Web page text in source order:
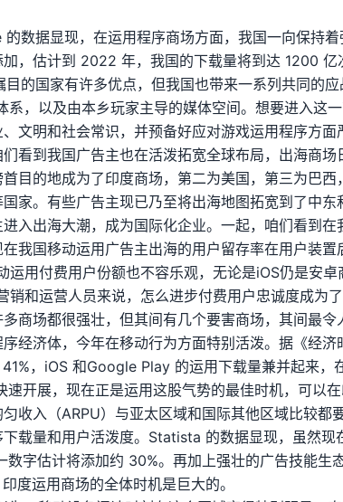
数据显现，在运用程序商场方面，我国一向保持
，估计到 2022 年，我国的下载量将到达 1200 亿
的国家有许多优点，但我国也带来一系列共同的
，以及由本乡玩家主导的媒体空间。想要进入这
文明和社会常识，并预备好应对游戏运用程序方面
看到我国广告主也在活泼拓宽全球布局，出海商场
目的地成为了印度商场，第二为美国，第三为巴西
家。有些广告主现已乃至将出海地图拓宽到了中东
入出海大潮，成为国际化企业。一起，咱们看到在
我国移动运用广告主出海的用户留存率在用户装
运用付费用户份额也不容乐观，无论是iOS仍是安
和运营人员来说，怎么进步付费用户忠诚度成为了
商场都很强壮，但其间有几个要害商场，其间最
经济体，今年在移动行为方面特别活泼。据《经
，iOS 和Google Play 的运用下载量兼并起来，
开展，现在正是运用这股气势的最佳时机，可以
收入（ARPU）与亚太区域和国际其他区域比较都
载量和用户活泼度。Statista 的数据显现，虽然
字估计将添加约 30%。再加上强壮的广告技能生
度运用商场的全体时机是巨大的。